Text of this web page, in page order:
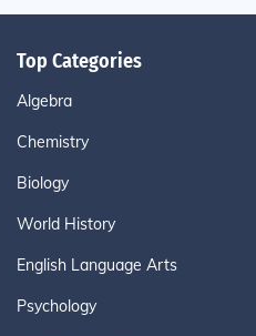
Top Categories
Algebra
Chemistry
Biology
World History
English Language Arts
Psychology